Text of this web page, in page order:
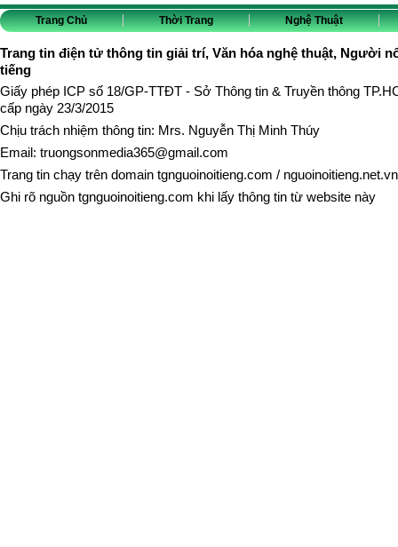
Trang Chủ Thời Trang Nghệ Thuật
Trang tin điện tử thông tin giải trí, Văn hóa nghệ thuật, Người
tiếng
Giấy phép ICP số 18/GP-TTĐT - Sở Thông tin & Truyền thông
cấp ngày 23/3/2015
Chịu trách nhiệm thông tin: Mrs. Nguyễn Thị Minh Thúy
Email: truongsonmedia365@gmail.com
Trang tin chạy trên domain tgnguoinoitieng.com / nguoinoitieng.net.vn
Ghi rõ nguồn tgnguoinoitieng.com khi lấy thông tin từ website này